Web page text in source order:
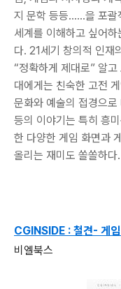
지 문학 등등……을 포괄
세계를 이해하고 싶어
다. 21세기 창의적 인재
“정확하게 제대로” 알
대에게는 친숙한 고전
문화와 예술의 접경으
등의 이야기는 특히 흥
한 다양한 게임 화면과
올리는 재미도 쏠쏠하다.
CGINSIDE : 철견- 게
비엘북스